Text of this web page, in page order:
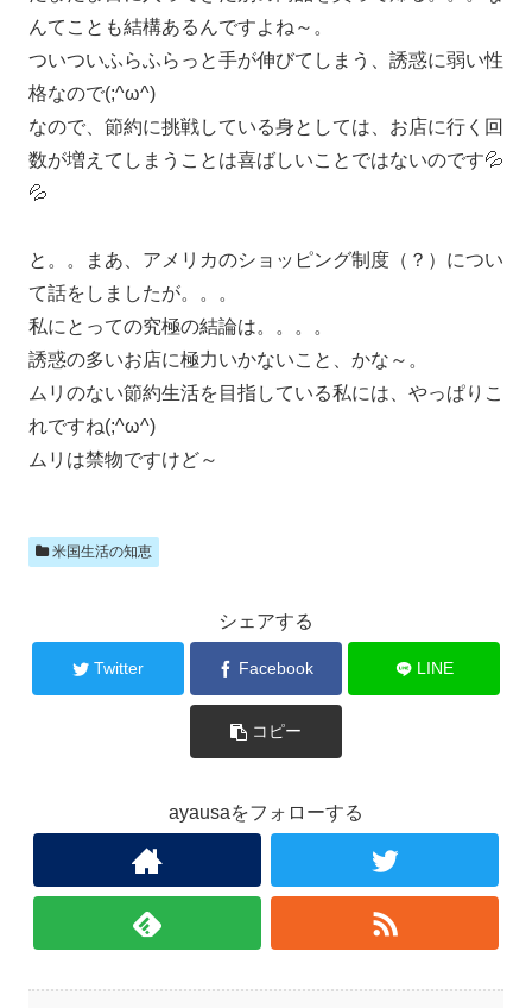
んてことも結構あるんですよね～。
ついついふらふらっと手が伸びてしまう、誘惑に弱い性
格なので(;^ω^)
なので、節約に挑戦している身としては、お店に行く回
数が増えてしまうことは喜ばしいことではないのです💦
💦
と。。まあ、アメリカのショッピング制度（？）につい
て話をしましたが。。。
私にとっての究極の結論は。。。。
誘惑の多いお店に極力いかないこと、かな～。
ムリのない節約生活を目指している私には、やっぱりこ
れですね(;^ω^)
ムリは禁物ですけど～
米国生活の知恵
シェアする
Twitter Facebook LINE
コピー
ayausaをフォローする